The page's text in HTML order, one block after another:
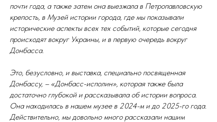
почти года, а также затем она выезжала в Петропавловскую
крепость, в Музей истории города, где мы показывали
исторические аспекты всех тех событий, которые сегодня
происходят вокруг Украины, и в первую очередь вокруг
Донбасса.
Это, безусловно, и выставка, специально посвященная
Донбассу, – «Донбасс-исполин», которая также была
достаточно глубокой и рассказывала об истории вопроса.
Она находилась в нашем музее в 2024-м и до 2025-го года.
Действительно, мы довольно много рассказали нашим